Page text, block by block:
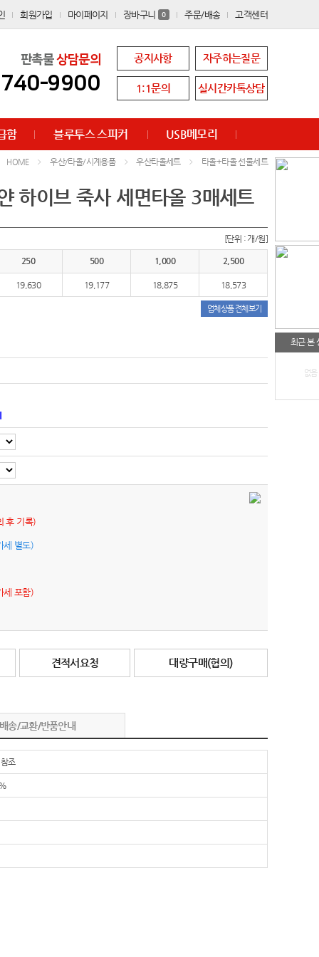
회원가입 마이페이지 장바구니 0 주문/배송 고객센터
판촉물상담문의
9900
공지사항 자주하는질문
1:1문의 실시간카톡상담
함 블루투스 스피커 USB메모리
최근 본
없음
HOME 우산/타올/시계용품 우산타올세트 타올+타올 선물세트
하이브 죽사 세면타올 3매세트
[단위 : 개/원]
250 500 1,000 2,500
19,630 19,177 18,875 18,573
업체상품 전체보기
후 기록)
세 별도)
세 포함)
견적서요청 대량구매(협의)
배송/교환/반품안내
조